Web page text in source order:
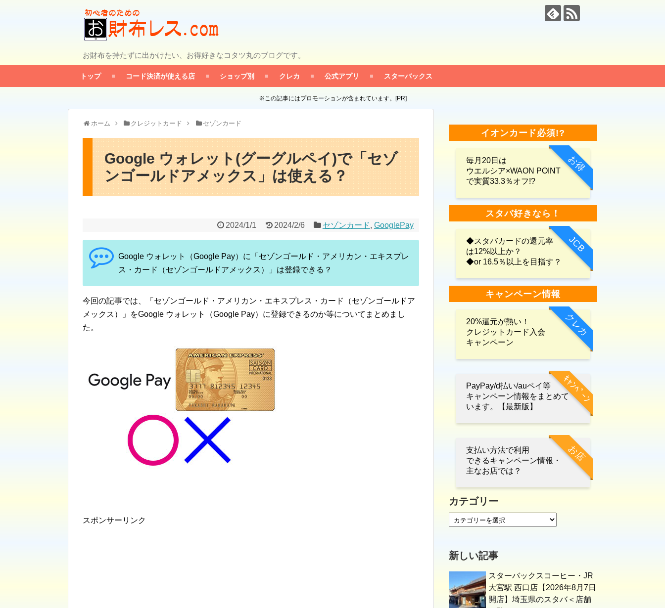
お財布を持たずに出かけたい、お得好きなコタツ丸のブログです。
トップ コード決済が使える店 ショップ別 クレカ 公式アプリ スターバックス
※この記事にはプロモーションが含まれています。[PR]
ホーム クレジットカード セゾンカード
Google ウォレット(グーグルペイ)で「セゾ
ンゴールドアメックス」は使える？
2024/1/1 2024/2/6 セゾンカード, GooglePay
Google ウォレット（Google Pay）に「セゾンゴールド・アメリカン・エキスプレ
ス・カード（セゾンゴールドアメックス）」は登録できる？
今回の記事では、「セゾンゴールド・アメリカン・エキスプレス・カード（セゾンゴールドア
メックス）」をGoogle ウォレット（Google Pay）に登録できるのか等についてまとめまし
た。
スポンサーリンク
イオンカード必須!?
お得
毎月20日は
ウエルシア×WAON POINT
で実質33.3％オフ!?
スタバ好きなら！
JCB
◆スタバカードの還元率
は12%以上か？
◆or 16.5％以上を目指す？
キャンペーン情報
クレカ
20%還元が熱い！
クレジットカード入会
キャンペーン
ｷｬﾝﾍﾟｰﾝ
PayPay/d払い/auペイ等
キャンペーン情報をまとめて
います。【最新版】
お店
支払い方法で利用
できるキャンペーン情報・
主なお店では？
カテゴリー
新しい記事
スターバックスコーヒー・JR
大宮駅 西口店【2026年8月7日
開店】埼玉県のスタバ＜店舗